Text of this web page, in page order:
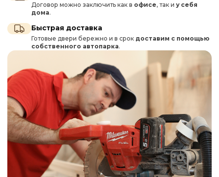
Договор можно заключить как в офисе, так и у себя
дома.
Быстрая доставка
Готовые двери бережно и в срок доставим с помощью
собственного автопарка.